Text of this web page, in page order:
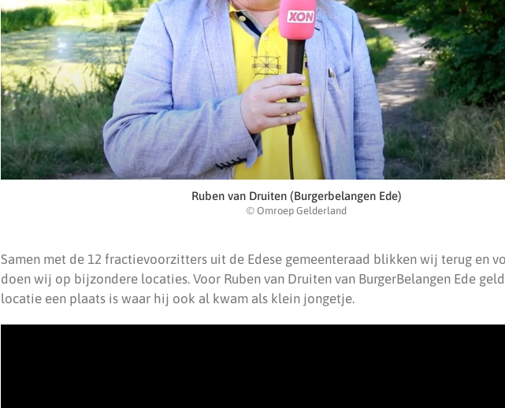
Ruben van Druiten (Burgerbelangen Ede)
© Omroep Gelderland
Samen met de 12 fractievoorzitters uit de Edese gemeenteraad blikken wij terug en
doen wij op bijzondere locaties. Voor Ruben van Druiten van BurgerBelangen Ede
locatie een plaats is waar hij ook al kwam als klein jongetje.